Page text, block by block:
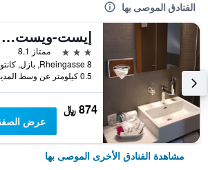
الفنادق الموصى بها
إيست-ويست ريفرسايد هوتل
3 نجوم
ممتاز 8.1
0.5 كيلومتر عن وسط المدينة
874 ﷼
عرض
مشاهدة الفنادق الأخرى الموصى بها